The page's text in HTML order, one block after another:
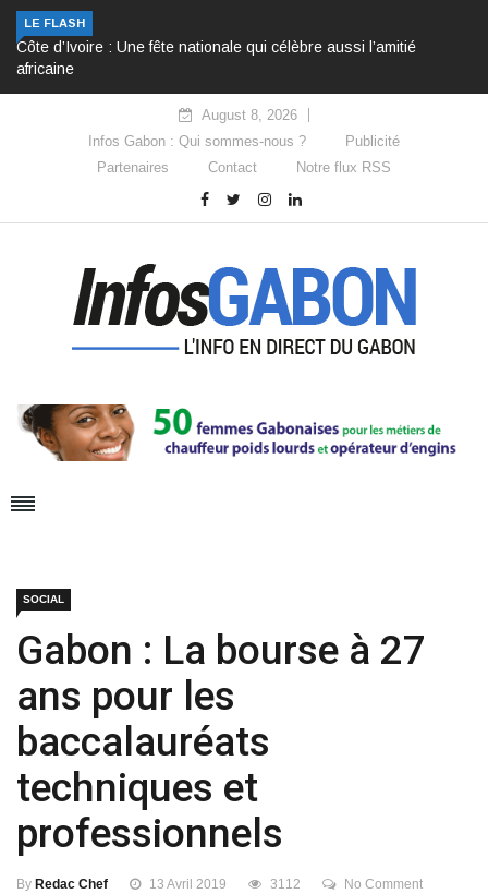
LE FLASH
Côte d’Ivoire : Une fête nationale qui célèbre aussi l’amitié
africaine
August 8, 2026
Infos Gabon : Qui sommes-nous ?
Publicité
Partenaires
Contact Notre flux RSS
SOCIAL
Gabon : La bourse à 27
ans pour les
baccalauréats
techniques et
professionnels
By Redac Chef 13 Avril 2019 3112 No Comment